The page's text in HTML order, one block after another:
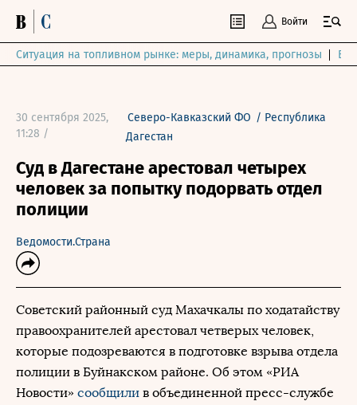
Войти
Ситуация на топливном рынке: меры, динамика, прогнозы
30 сентября 2025,
11:28 /
Северо-Кавказский ФО / Республика
Дагестан
Суд в Дагестане арестовал четырех
человек за попытку подорвать отдел
полиции
Ведомости.Страна
Советский районный суд Махачкалы по ходатайству
правоохранителей арестовал четверых человек,
которые подозреваются в подготовке взрыва отдела
полиции в Буйнакском районе. Об этом «РИА
Новости» сообщили в объединенной пресс-службе